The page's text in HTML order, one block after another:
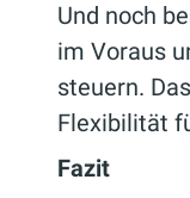
Und noch
im Voraus
steuern.
Flexibilität
Fazit